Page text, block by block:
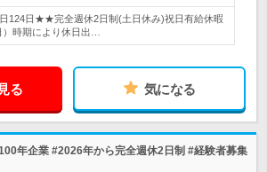
124日★★完全週休2日制(土日休み)祝日有給休暇
）時期により休日出…
る 気になる
年企業 #2026年から完全週休2日制 #経験者募集